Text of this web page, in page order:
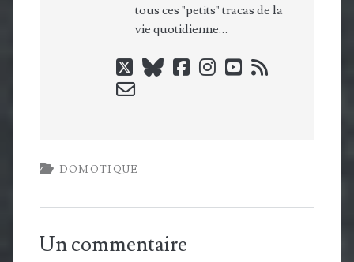
tous ces "petits" tracas de la
vie quotidienne…
twitterblueskyfacebook
instagram
youtube
rss
email-
DOMOTIQUE
Un commentaire